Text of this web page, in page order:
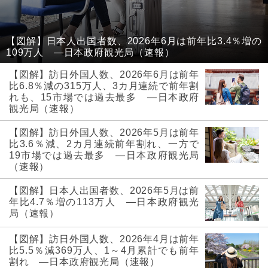
【図解】日本人出国者数、2026年6月は前年比3.4％増の
109万人 ―日本政府観光局（速報）
【図解】訪日外国人数、2026年6月は前年
比6.8％減の315万人、3カ月連続で前年割
れも、15市場では過去最多 ―日本政府
観光局（速報）
【図解】訪日外国人数、2026年5月は前年
比3.6％減、2カ月連続前年割れ、一方で
19市場では過去最多 ―日本政府観光局
（速報）
【図解】日本人出国者数、2026年5月は前
年比4.7％増の113万人 ―日本政府観光
局（速報）
【図解】訪日外国人数、2026年4月は前年
比5.5％減369万人、1～4月累計でも前年
割れ ―日本政府観光局（速報）